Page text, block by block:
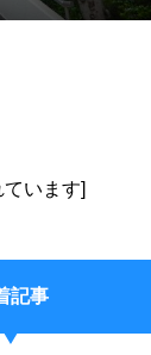
います]
記事